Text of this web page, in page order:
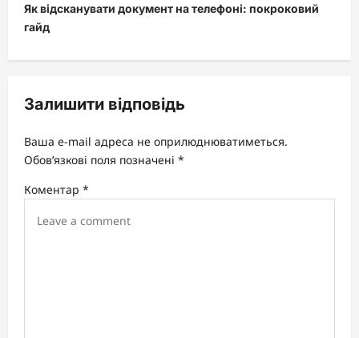
n
a
v
g
a
t
i
Як відсканувати документ на телефоні: покроковий
гайд
Залишити відповідь
Ваша e-mail адреса не оприлюднюватиметься.
Обов’язкові поля позначені *
Коментар *